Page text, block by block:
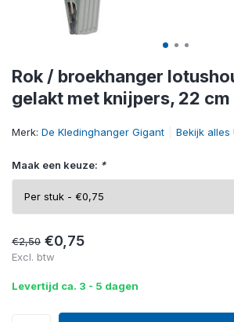
Rok / broekhanger
gelakt met knijpers, 22 cm
Merk: De Kledinghanger Gigant Bekijk alles
Maak een keuze: *
€2,50 €0,75
Excl. btw
Levertijd ca. 3 - 5 dagen